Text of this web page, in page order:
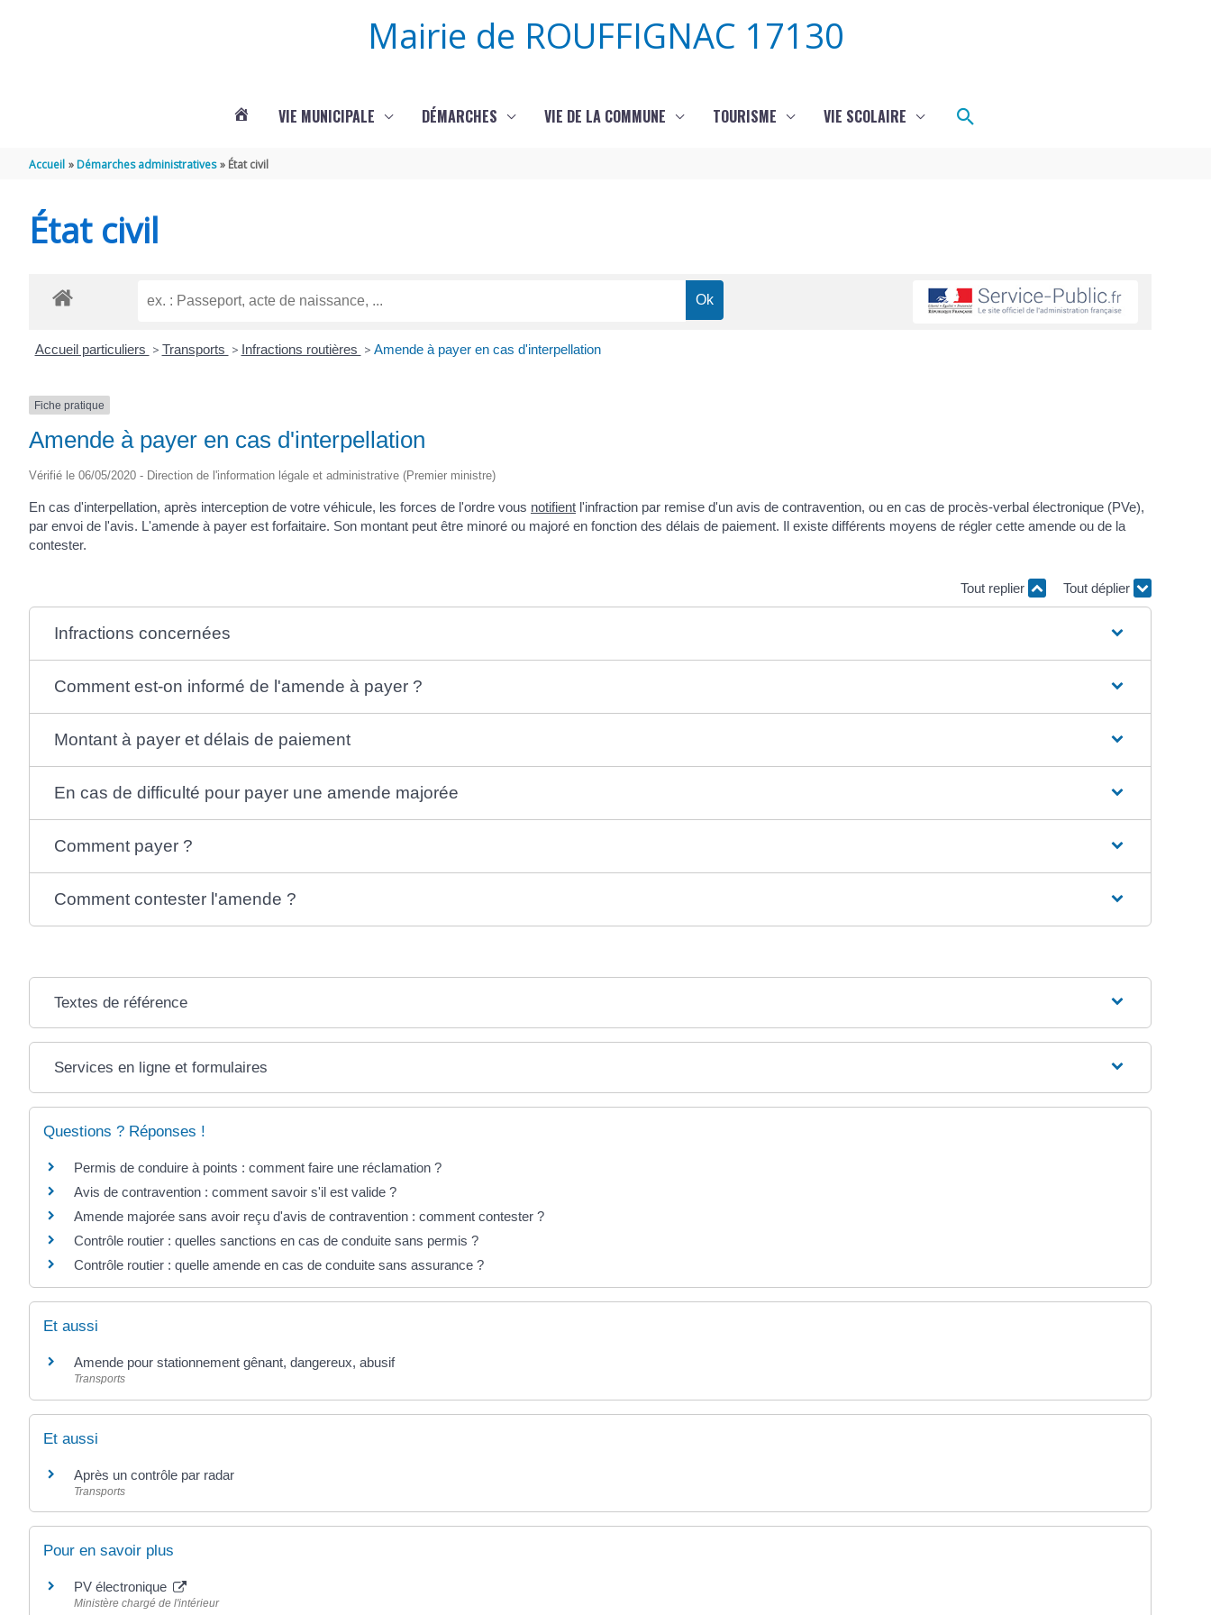
Mairie de ROUFFIGNAC 17130
VIE MUNICIPALE DÉMARCHES VIE DE LA COMMUNE TOURISME VIE SCOLAIRE Rechercher
Accueil Démarches administratives État civil
État civil
Accueil particuliers > Transports > Infractions routières > Amende à payer en cas d'interpellation
Fiche pratique
Amende à payer en cas d'interpellation
Vérifié le 06/05/2020 - Direction de l'information légale et administrative (Premier ministre)
En cas d'interpellation, après interception de votre véhicule, les forces de l'ordre vous notifient l'infraction par remise d'un avis de contravention, ou en cas de procès-verbal électronique (PVe),
par envoi de l'avis. L'amende à payer est forfaitaire. Son montant peut être minoré ou majoré en fonction des délais de paiement. Il existe différents moyens de régler cette amende ou de la
contester.
Tout replier Tout déplier
Infractions concernées
Comment est-on informé de l'amende à payer ?
Montant à payer et délais de paiement
En cas de difficulté pour payer une amende majorée
Comment payer ?
Comment contester l'amende ?
Textes de référence
Services en ligne et formulaires
Questions ? Réponses !
Permis de conduire à points : comment faire une réclamation ?
Avis de contravention : comment savoir s'il est valide ?
Amende majorée sans avoir reçu d'avis de contravention : comment contester ?
Contrôle routier : quelles sanctions en cas de conduite sans permis ?
Contrôle routier : quelle amende en cas de conduite sans assurance ?
Et aussi
Amende pour stationnement gênant, dangereux, abusif
Transports
Et aussi
Après un contrôle par radar
Transports
Pour en savoir plus
PV électronique
Ministère chargé de l'intérieur